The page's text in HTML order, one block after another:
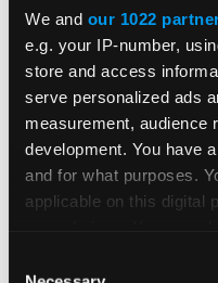
We and our 1022
e.g. your IP-number,
store and access
serve personalized ads
measurement, audience
development. You have
and for what purposes.
applicable on this digital
the Privacy trigger icon.